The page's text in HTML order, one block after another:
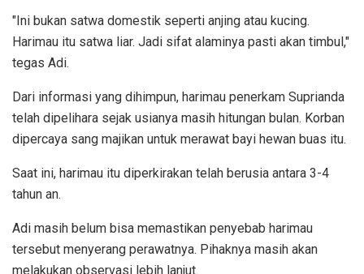
"Ini bukan satwa domestik seperti anjing atau kucing.
Harimau itu satwa liar. Jadi sifat alaminya pasti akan timbul,"
tegas Adi.
Dari informasi yang dihimpun, harimau penerkam Suprianda
telah dipelihara sejak usianya masih hitungan bulan. Korban
dipercaya sang majikan untuk merawat bayi hewan buas itu.
Saat ini, harimau itu diperkirakan telah berusia antara 3-4
tahun an.
Adi masih belum bisa memastikan penyebab harimau
tersebut menyerang perawatnya. Pihaknya masih akan
melakukan observasi lebih lanjut.